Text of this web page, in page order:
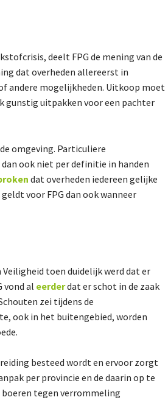
deelt FPG de mening van de
dat overheden allereerst in
andere mogelijkheden. Uitkoop moet
gunstig uitpakken voor een pachter
omgeving. Particuliere
ook niet per definitie in handen
dat overheden iedereen gelijke
voor FPG dan ook wanneer
toen duidelijk werd dat er
vond al eerderdat er schot in de zaak
zei tijdens de
ook in het buitengebied, worden
besteed wordt en ervoor zorgt
per provincie en de daarin op te
tegen verrommeling